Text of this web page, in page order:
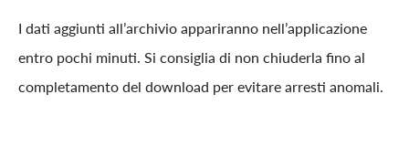
I dati aggiunti all’archivio appariranno nell’applicazione
entro pochi minuti. Si consiglia di non chiuderla fino al
completamento del download per evitare arresti anomali.